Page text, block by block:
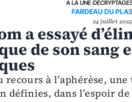
A LA UNE›
FARDEAU DU
24 juillet 2025
a essayé
de son sang
recours à l’aphérèse,
définies, dans l’espoir